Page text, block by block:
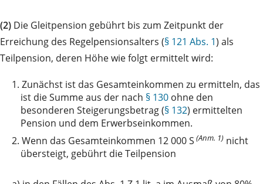
(2) Die Gleitpension gebührt bis zum Zeitpunkt der
Erreichung des Regelpensionsalters (§ 121 Abs. 1) als
Teilpension, deren Höhe wie folgt ermittelt wird:
1. Zunächst ist das Gesamteinkommen zu ermitteln, das
ist die Summe aus der nach § 130 ohne den
besonderen Steigerungsbetrag (§ 132) ermittelten
Pension und dem Erwerbseinkommen.
2. Wenn das Gesamteinkommen 12 000 S (Anm. 1) nicht
übersteigt, gebührt die Teilpension